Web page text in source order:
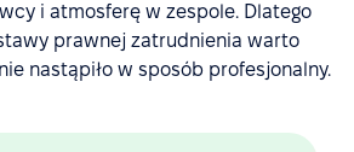
i atmosferę w zespole. Dlatego
prawnej zatrudnienia warto
nastąpiło w sposób profesjonalny.